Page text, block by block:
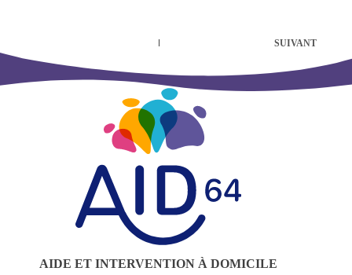
SUIVANT
AIDE ET INTERVENTION À DOMICILE